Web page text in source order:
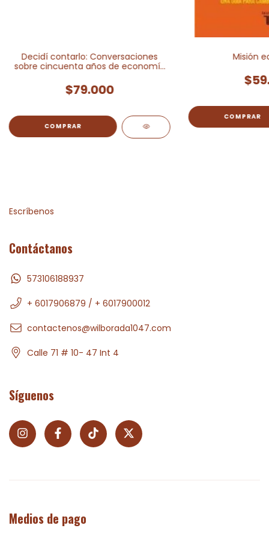
Decidí contarlo: Conversaciones
sobre cincuenta años de economía
$79.000
Misión
Escríbenos
Contáctanos
573106188937
+ 6017906879 / + 6017900012
contactenos@wilborada1047.com
Calle 71 # 10- 47 Int 4
Síguenos
Medios de pago